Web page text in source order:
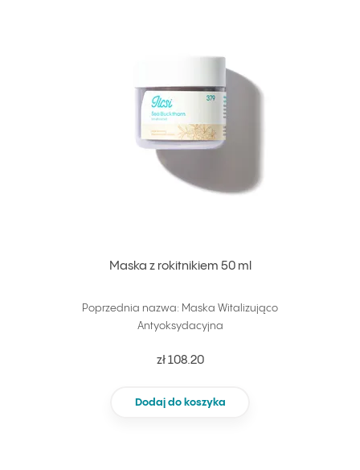
Maska z rokitnikiem 50 ml
Poprzednia nazwa: Maska Witalizująco
Antyoksydacyjna
zł 108.20
Dodaj do koszyka